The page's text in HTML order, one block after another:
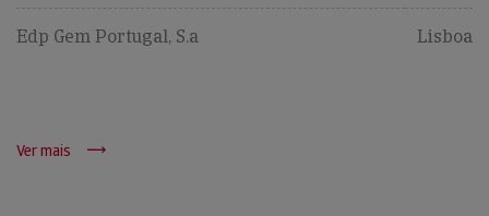
Edp Gem Portugal, S.a Lisboa
Ver mais